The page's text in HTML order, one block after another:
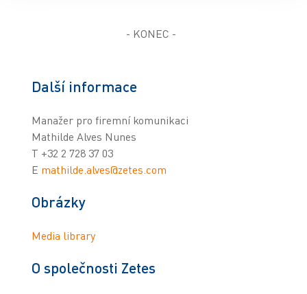
- KONEC -
Další informace
Manažer pro firemní komunikaci
Mathilde Alves Nunes
T +32 2 728 37 03
E mathilde.alves@zetes.com
Obrázky
Media library
O společnosti Zetes